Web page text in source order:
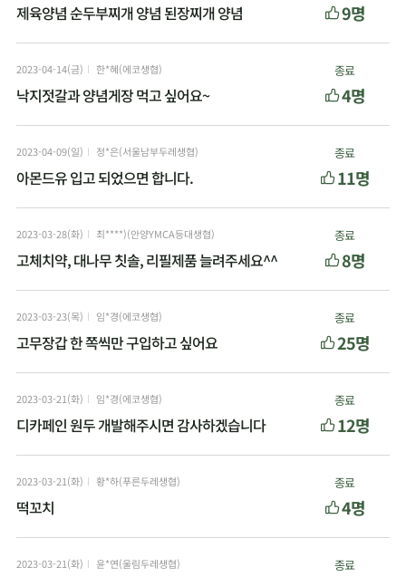
제육양념 순두부찌개 양념 된장찌개 양념 9명
2023-04-14(금) 한*혜(에코생협)
낙지젓갈과 양념게장 먹고 싶어요~
종료
4명
2023-04-09(일) 정*은(서울남부두레생협)
아몬드유 입고 되었으면 합니다.
종료
11명
2023-03-28(화) 최****)(안양YMCA등대생협)
고체치약, 대나무 칫솔, 리필제품 늘려주세요^^
종료
8명
2023-03-23(목) 임*경(에코생협)
고무장갑 한 쪽씩만 구입하고 싶어요
종료
25명
2023-03-21(화) 임*경(에코생협)
디카페인 원두 개발해주시면 감사하겠습니다
종료
12명
2023-03-21(화) 황*하(푸른두레생협)
떡꼬치
종료
4명
2023-03-21(화) 윤*연(울림두레생협) 종료